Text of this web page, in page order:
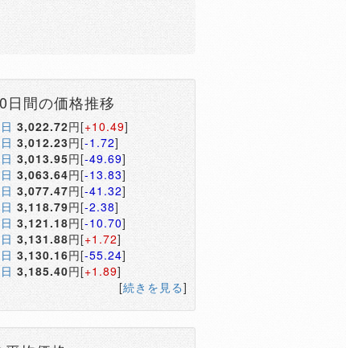
日間の価格推移
3,022.72円[+10.49]
3,012.23円[-1.72]
3,013.95円[-49.69]
3,063.64円[-13.83]
3,077.47円[-41.32]
3,118.79円[-2.38]
3,121.18円[-10.70]
3,131.88円[+1.72]
3,130.16円[-55.24]
3,185.40円[+1.89]
[続きを見る]